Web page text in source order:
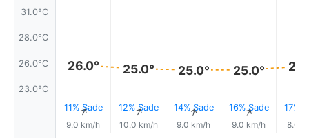
31.0°C
28.0°C
26.0°C
23.0°C
26.0°
11% Sade
↑
9.0 km/h
25.0°
12% Sade
↑
10.0 km/h
25.0°
14% Sade
↑
9.0 km/h
25.0°
16% Sade
↑
9.0 km/h
17%
8.0